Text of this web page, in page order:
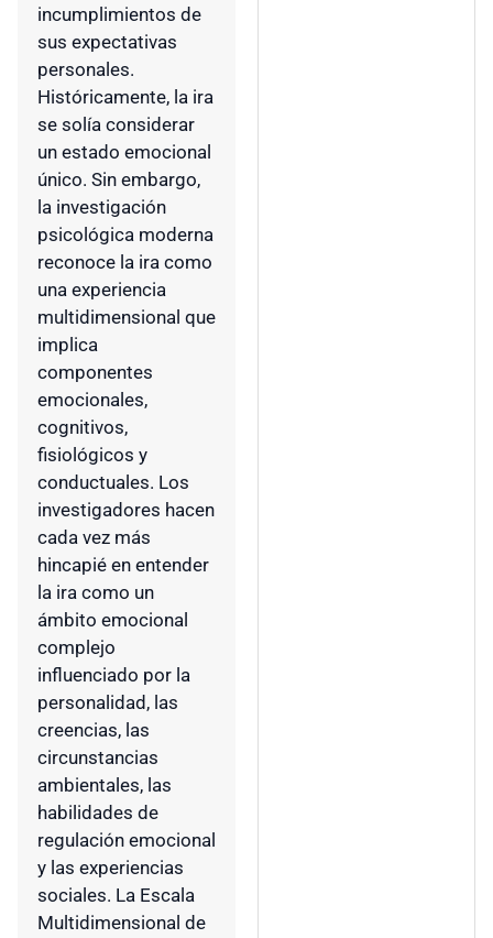
incumplimientos de
sus expectativas
personales.
Históricamente, la ira
se solía considerar
un estado emocional
único. Sin embargo,
la investigación
psicológica moderna
reconoce la ira como
una experiencia
multidimensional que
implica
componentes
emocionales,
cognitivos,
fisiológicos y
conductuales. Los
investigadores hacen
cada vez más
hincapié en entender
la ira como un
ámbito emocional
complejo
influenciado por la
personalidad, las
creencias, las
circunstancias
ambientales, las
habilidades de
regulación emocional
y las experiencias
sociales. La Escala
Multidimensional de